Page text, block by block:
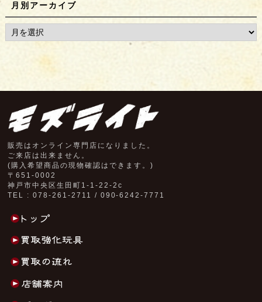
月別アーカイブ
販売はオンライン専門店になりました。
ご来店は出来ません。
(購入希望商品の現物確認はできます。)
〒651-0002
神戸市中央区生田町1-1-22-2c
TEL : 078-261-2711 / 090-6242-7771